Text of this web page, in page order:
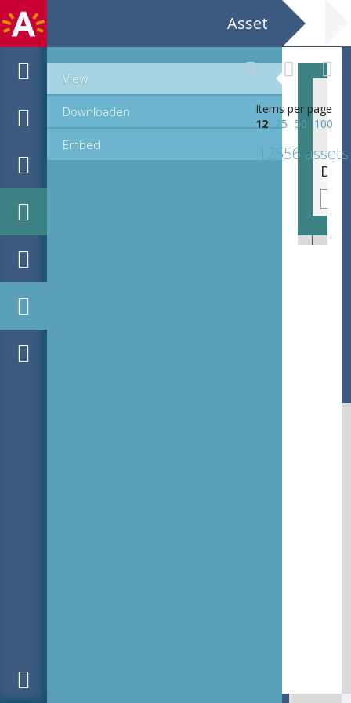
Asset
View
Downloaden
Embed
Items per page
12
25 50 100
12556 assets